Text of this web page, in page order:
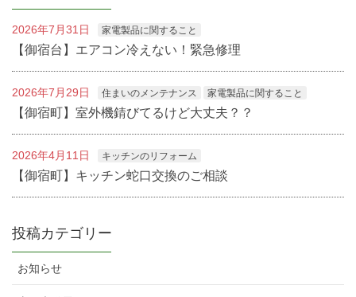
2026年7月31日 家電製品に関すること
【御宿台】エアコン冷えない！緊急修理
2026年7月29日 住まいのメンテナンス 家電製品に関すること
【御宿町】室外機錆びてるけど大丈夫？？
2026年4月11日 キッチンのリフォーム
【御宿町】キッチン蛇口交換のご相談
投稿カテゴリー
お知らせ